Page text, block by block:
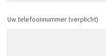
Uw telefoonnummer (verplicht)